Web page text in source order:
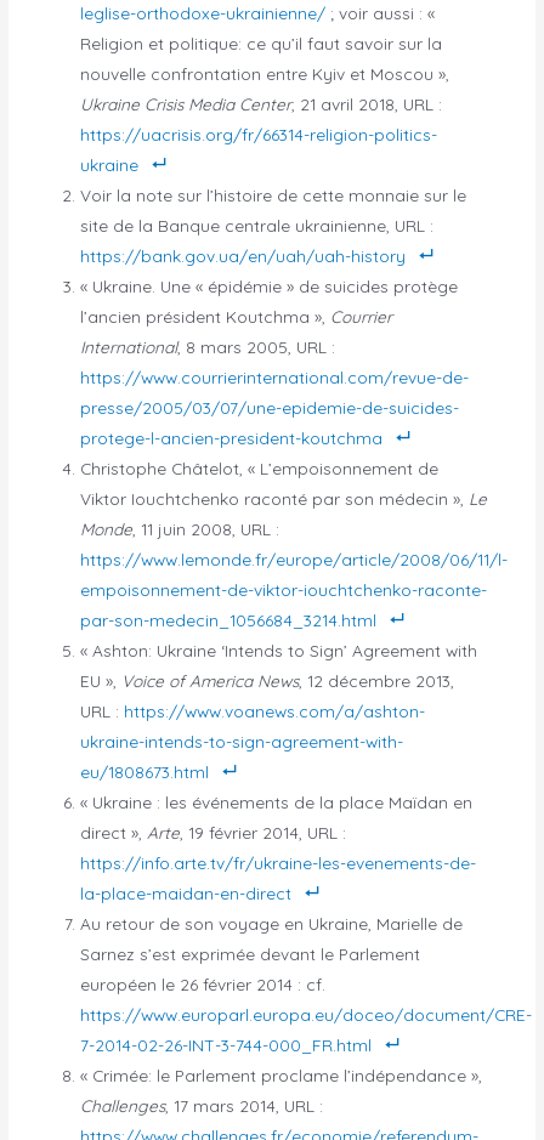
leglise-orthodoxe-ukrainienne/ ; voir aussi : «
Religion et politique: ce qu’il faut savoir sur la
nouvelle confrontation entre Kyiv et Moscou »,
Ukraine Crisis Media Center, 21 avril 2018, URL :
https://uacrisis.org/fr/66314-religion-politics-
ukraine
Voir la note sur l’histoire de cette monnaie sur le
site de la Banque centrale ukrainienne, URL :
https://bank.gov.ua/en/uah/uah-history
« Ukraine. Une « épidémie » de suicides protège
l’ancien président Koutchma », Courrier
International, 8 mars 2005, URL :
https://www.courrierinternational.com/revue-de-
presse/2005/03/07/une-epidemie-de-suicides-
protege-l-ancien-president-koutchma
Christophe Châtelot, « L’empoisonnement de
Viktor Iouchtchenko raconté par son médecin », Le
Monde , 11 juin 2008, URL :
https://www.lemonde.fr/europe/article/2008/06/11/l-
empoisonnement-de-viktor-iouchtchenko-raconte-
par-son-medecin_1056684_3214.html
« Ashton: Ukraine ‘Intends to Sign’ Agreement with
EU », Voice of America News, 12 décembre 2013,
URL : https://www.voanews.com/a/ashton-
ukraine-intends-to-sign-agreement-with-
eu/1808673.html
« Ukraine : les événements de la place Maïdan en
direct », Arte , 19 février 2014, URL :
https://info.arte.tv/fr/ukraine-les-evenements-de-
la-place-maidan-en-direct
Au retour de son voyage en Ukraine, Marielle de
Sarnez s’est exprimée devant le Parlement
européen le 26 février 2014 : cf.
https://www.europarl.europa.eu/doceo/document/CRE-
7-2014-02-26-INT-3-744-000_FR.html
« Crimée: le Parlement proclame l’indépendance »,
Challenges, 17 mars 2014, URL :
https://www.challenges.fr/economie/referendum-